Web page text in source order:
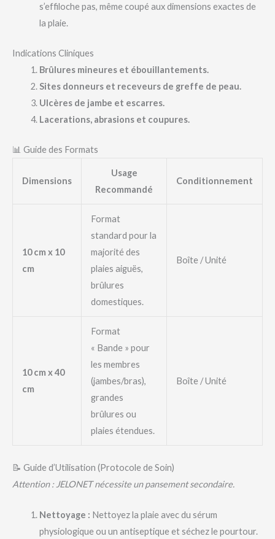
s’effiloche pas, même coupé aux dimensions exactes de
la plaie.
Indications Cliniques
Brûlures mineures et ébouillantements.
Sites donneurs et receveurs de greffe de peau.
Ulcères de jambe et escarres.
Lacerations, abrasions et coupures.
📊 Guide des Formats
Dimensions
Usage
Recommandé
Conditionnement
10 cm x 10
cm
Format
standard pour la
majorité des
plaies aiguës,
brûlures
domestiques.
Boîte / Unité
10 cm x 40
cm
Format
« Bande » pour
les membres
(jambes/bras),
grandes
brûlures ou
plaies étendues.
Boîte / Unité
📝 Guide d’Utilisation (Protocole de Soin)
Attention : JELONET nécessite un pansement secondaire.
Nettoyage : Nettoyez la plaie avec du sérum
physiologique ou un antiseptique et séchez le pourtour.